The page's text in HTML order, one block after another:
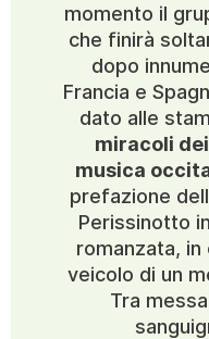
momento il
che finirà
dopo
Francia e
dato alle
miracoli
musica
prefazione
Perissinotto
romanzata, in
veicolo di un
Tra